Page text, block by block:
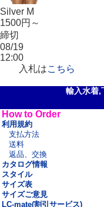
Silver M
1500円～
締切
08/19
12:00
入札はこちら
輸入水着,
How to Order
利用規約
支払方法
送料
返品、交換
カタログ情報
スタイル
サイズ表
サイズご意見
LC-mate(割引サービス)